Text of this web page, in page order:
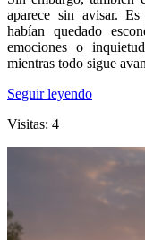
aparece sin avisar. Es
habían quedado
emociones o
mientras todo sigue
Seguir leyendo
Visitas: 4